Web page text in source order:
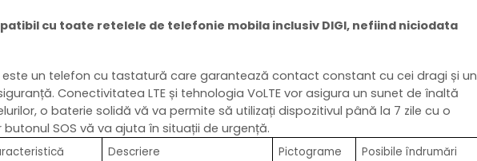
cu toate retelele de telefonie mobila inclusiv DIGI, nefiind niciodata
este un telefon cu tastatură care garantează contact constant cu cei dragi și un
Conectivitatea LTE și tehnologia VoLTE vor asigura un sunet de înaltă
o baterie solidă vă va permite să utilizați dispozitivul până la 7 zile cu o
SOS vă va ajuta în situații de urgență.
Descriere Pictograme
Posibile îndrumări